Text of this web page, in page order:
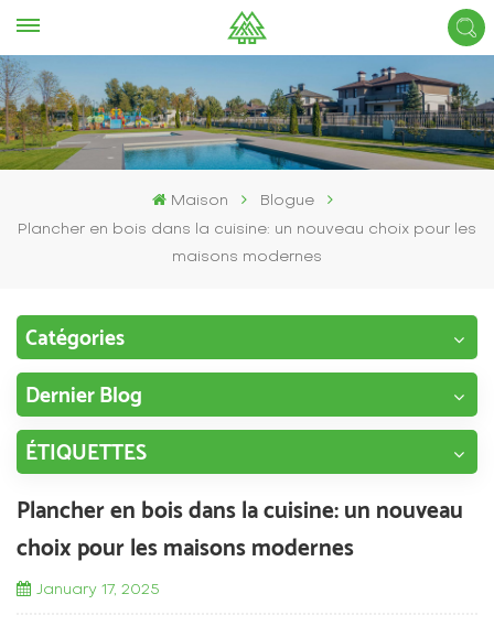
Maison
Blogue
Plancher en bois dans la cuisine: un nouveau choix pour les
maisons modernes
Catégories
Dernier Blog
ÉTIQUETTES
Plancher en bois dans la cuisine: un nouveau
choix pour les maisons modernes
January 17, 2025